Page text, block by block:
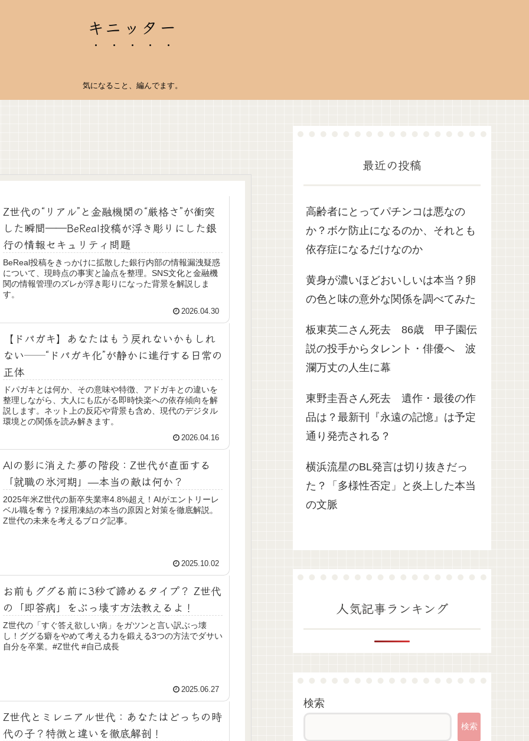
キニッター
気になること、編んでます。
Z世代の“リアル”と金融機関の“厳格さ”が衝突
した瞬間――BeReal投稿が浮き彫りにした銀
行の情報セキュリティ問題
BeReal投稿をきっかけに拡散した銀行内部の情報漏洩疑惑
について、現時点の事実と論点を整理。SNS文化と金融機
関の情報管理のズレが浮き彫りになった背景を解説しま
す。
2026.04.30
【ドパガキ】あなたはもう戻れないかもしれ
ない──“ドパガキ化”が静かに進行する日常の
正体
ドパガキとは何か、その意味や特徴、アドガキとの違いを
整理しながら、大人にも広がる即時快楽への依存傾向を解
説します。ネット上の反応や背景も含め、現代のデジタル
環境との関係を読み解きます。
2026.04.16
AIの影に消えた夢の階段：Z世代が直面する
「就職の氷河期」—本当の敵は何か？
2025年米Z世代の新卒失業率4.8%超え！AIがエントリーレ
ベル職を奪う？採用凍結の本当の原因と対策を徹底解説。
Z世代の未来を考えるブログ記事。
2025.10.02
お前もググる前に3秒で諦めるタイプ？ Z世代
の「即答病」をぶっ壊す方法教えるよ！
Z世代の「すぐ答え欲しい病」をガツンと言い訳ぶっ壊
し！ググる癖をやめて考える力を鍛える3つの方法でダサい
自分を卒業。#Z世代 #自己成長
2025.06.27
Z世代とミレニアル世代：あなたはどっちの時
代の子？特徴と違いを徹底解剖！
最近の投稿
高齢者にとってパチンコは悪なの
か？ボケ防止になるのか、それとも
依存症になるだけなのか
黄身が濃いほどおいしいは本当？卵
の色と味の意外な関係を調べてみた
板東英二さん死去 86歳 甲子園伝
説の投手からタレント・俳優へ 波
瀾万丈の人生に幕
東野圭吾さん死去 遺作・最後の作
品は？最新刊『永遠の記憶』は予定
通り発売される？
横浜流星のBL発言は切り抜きだっ
た？「多様性否定」と炎上した本当
の文脈
人気記事ランキング
検索
検索